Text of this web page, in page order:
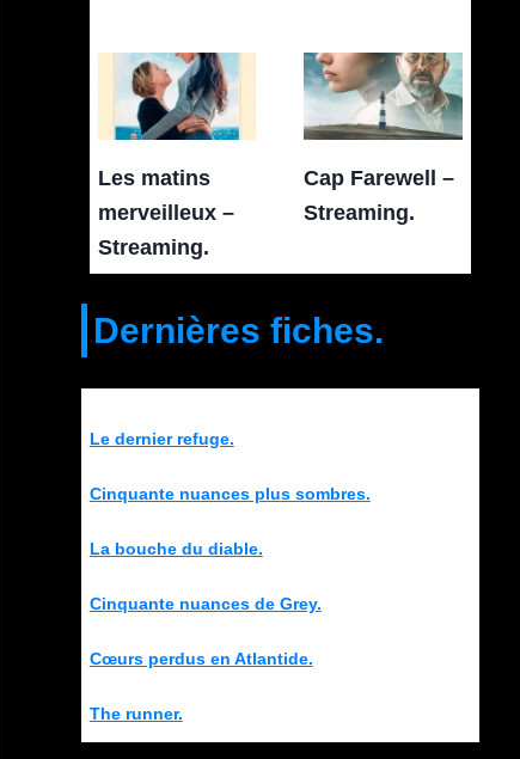
Les matins
merveilleux –
Streaming.
Cap Farewell –
Streaming.
Dernières fiches.
Le dernier refuge.
Cinquante nuances plus sombres.
La bouche du diable.
Cinquante nuances de Grey.
Cœurs perdus en Atlantide.
The runner.